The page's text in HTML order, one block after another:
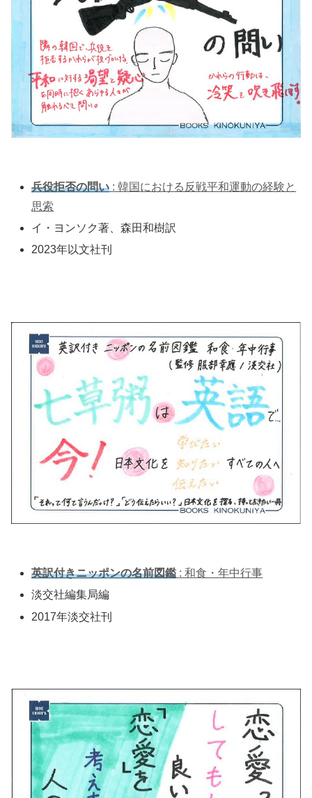
兵役拒否の問い : 韓国における反戦平和運動の経験と
思索
イ・ヨンソク著、森田和樹訳
2023年以文社刊
英訳付きニッポンの名前図鑑 : 和食・年中行事
淡交社編集局編
2017年淡交社刊